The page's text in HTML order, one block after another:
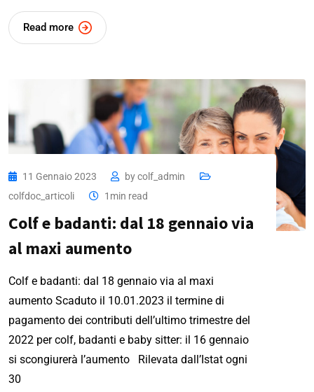
Read more
11 Gennaio 2023 bycolf_admin
colfdoc_articoli
1min read
Colf e badanti: dal 18 gennaio via
al maxi aumento
Colf e badanti: dal 18 gennaio via al maxi
aumento Scaduto il 10.01.2023 il termine di
pagamento dei contributi dell’ultimo trimestre del
2022 per colf, badanti e baby sitter: il 16 gennaio
si scongiurerà l’aumento Rilevata dall’Istat ogni
30